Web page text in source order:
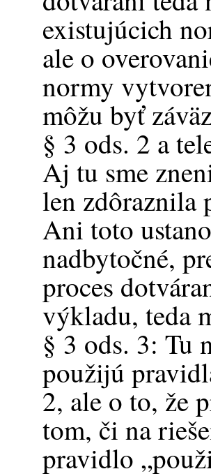
existujúcich
ale o
normy
môžu byť
§ 3 ods. 2 a
Aj tu sme
len zdôraznila
Ani toto
nadbytočné,
proces
výkladu, teda
§ 3 ods. 3: Tu
použijú
2, ale o to, že
tom, či na
pravidlo